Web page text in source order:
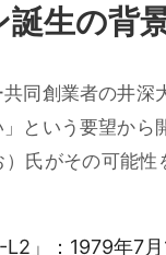
誕生の背
同創業者の井
という要望か
氏がその可能
」
：1979年7